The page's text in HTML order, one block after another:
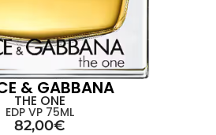
& GABBANA
THE ONE
EDP VP 75ML
82,00€